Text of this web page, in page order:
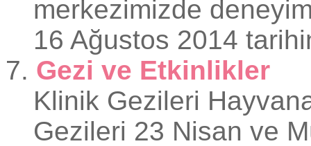
merkezimizde
16 Ağustos 2014
7. Gezi ve Etkinlikler
Klinik Gezileri
Gezileri 23 Nisan ve